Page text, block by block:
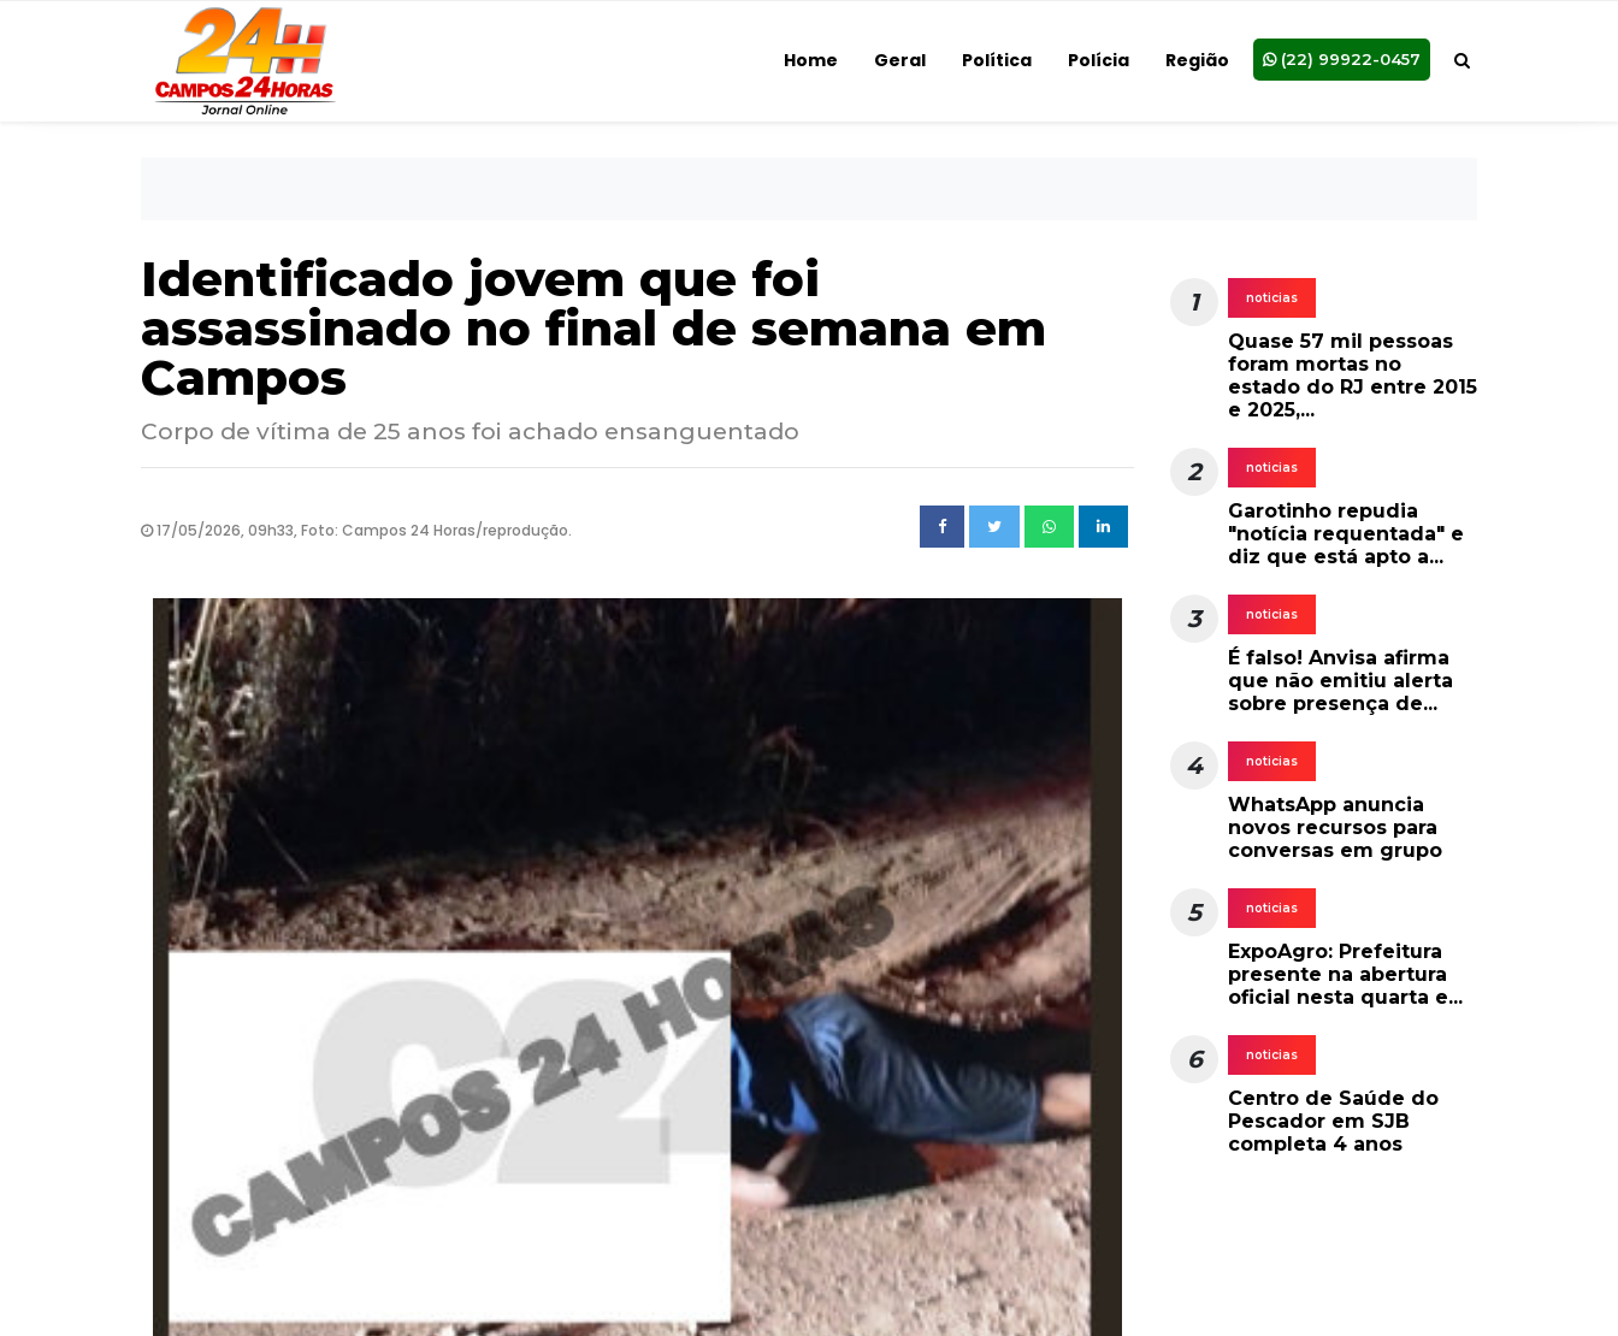
Home Geral Política Polícia Região (22) 99922-0457
Identificado jovem que foi
assassinado no final de semana em
Campos
Corpo de vítima de 25 anos foi achado ensanguentado
17/05/2026, 09h33, Foto: Campos 24 Horas/reprodução.
1 noticias
Quase 57 mil pessoas
foram mortas no
estado do RJ entre 2015
e 2025,...
2 noticias
Garotinho repudia
"notícia requentada" e
diz que está apto a...
3 noticias
É falso! Anvisa afirma
que não emitiu alerta
sobre presença de...
4 noticias
WhatsApp anuncia
novos recursos para
conversas em grupo
5 noticias
ExpoAgro: Prefeitura
presente na abertura
oficial nesta quarta e...
6 noticias
Centro de Saúde do
Pescador em SJB
completa 4 anos